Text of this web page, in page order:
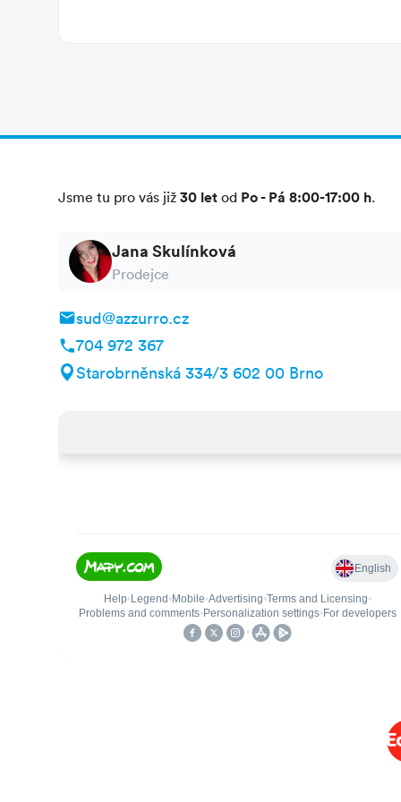
Jsme tu pro vás již 30 let od Po - Pá 8:00-17:00 h.
Jana Skulínková
Prodejce
sud@azzurro.cz
704 972 367
Starobrněnská 334/3 602 00 Brno